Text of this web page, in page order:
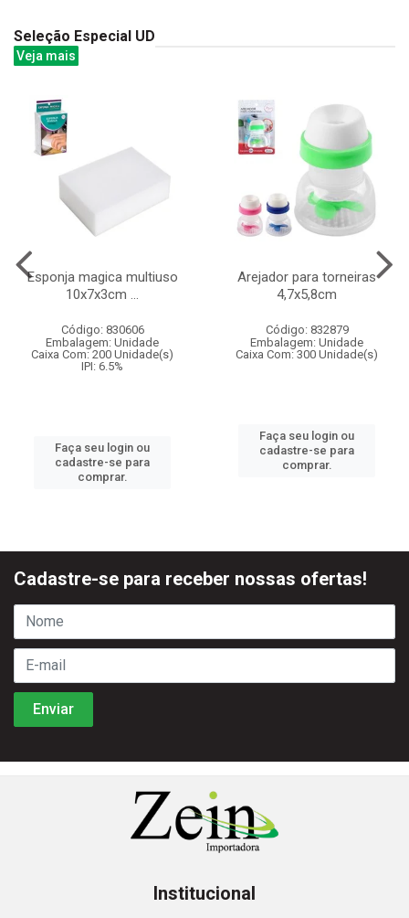
Seleção Especial UD
Veja mais
Esponja magica multiuso
10x7x3cm ...
Código: 830606
Embalagem: Unidade
Caixa Com: 200 Unidade(s)
IPI: 6.5%
Faça seu login ou
cadastre-se para
comprar.
Arejador para torneiras
4,7x5,8cm
Código: 832879
Embalagem: Unidade
Caixa Com: 300 Unidade(s)
Faça seu login ou
cadastre-se para
comprar.
Cadastre-se para receber nossas ofertas!
Institucional